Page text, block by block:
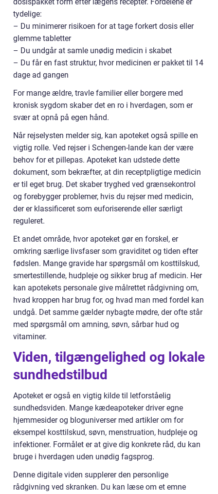
dosispakket form efter lægens recepter. Fordelene er
tydelige:
– Du minimerer risikoen for at tage forkert dosis eller
glemme tabletter
– Du undgår at samle unødig medicin i skabet
– Du får en fast struktur, hvor medicinen er pakket til 14
dage ad gangen
For mange ældre, travle familier eller borgere med
kronisk sygdom skaber det en ro i hverdagen, som er
svær at opnå på egen hånd.
Når rejselysten melder sig, kan apoteket også spille en
vigtig rolle. Ved rejser i Schengen-lande kan der være
behov for et pillepas. Apoteket kan udstede dette
dokument, som bekræfter, at din receptpligtige medicin
er til eget brug. Det skaber tryghed ved grænsekontrol
og forebygger problemer, hvis du rejser med medicin,
der er klassificeret som euforiserende eller særligt
reguleret.
Et andet område, hvor apoteket gør en forskel, er
omkring særlige livsfaser som graviditet og tiden efter
fødslen. Mange gravide har spørgsmål om kosttilskud,
smertestillende, hudpleje og sikker brug af medicin. Her
kan apotekets personale give målrettet rådgivning om,
hvad kroppen har brug for, og hvad man med fordel kan
undgå. Det samme gælder nybagte mødre, der ofte står
med spørgsmål om amning, søvn, sårbar hud og
vitaminer.
Viden, tilgængelighed og lokale
sundhedstilbud
Apoteket er også en vigtig kilde til letforståelig
sundhedsviden. Mange kædeapoteker driver egne
hjemmesider og bloguniverser med artikler om for
eksempel kosttilskud, søvn, menstruation, hudpleje og
infektioner. Formålet er at give dig konkrete råd, du kan
bruge i hverdagen uden unødig fagsprog.
Denne digitale viden supplerer den personlige
rådgivning ved skranken. Du kan læse om et emne